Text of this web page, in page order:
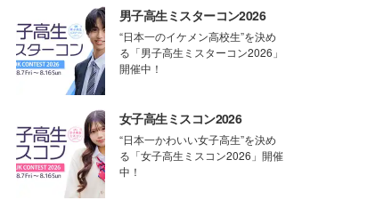
男子高生ミスターコン2026
“日本一のイケメン高校生”を決め
る「男子高生ミスターコン2026」
開催中！
女子高生ミスコン2026
“日本一かわいい女子高生”を決め
る「女子高生ミスコン2026」開催
中！